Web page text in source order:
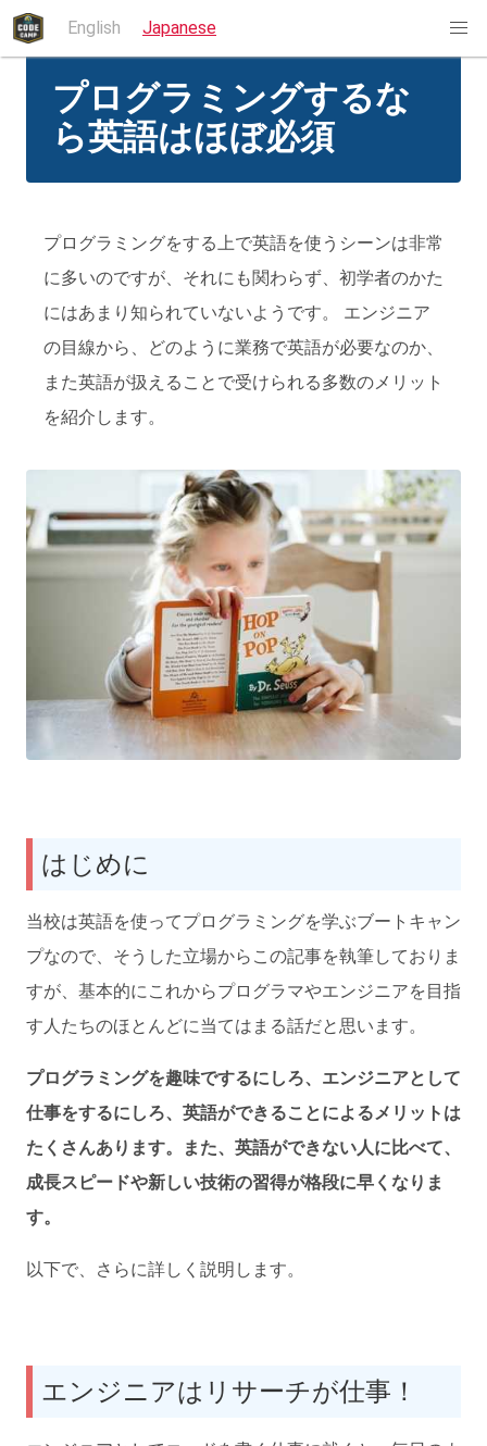
English Japanese
プログラミングするな
ら英語はほぼ必須
プログラミングをする上で英語を使うシーンは非常
に多いのですが、それにも関わらず、初学者のかた
にはあまり知られていないようです。 エンジニア
の目線から、どのように業務で英語が必要なのか、
また英語が扱えることで受けられる多数のメリット
を紹介します。
はじめに
当校は英語を使ってプログラミングを学ぶブートキャン
プなので、そうした立場からこの記事を執筆しておりま
すが、基本的にこれからプログラマやエンジニアを目指
す人たちのほとんどに当てはまる話だと思います。
プログラミングを趣味でするにしろ、エンジニアとして
仕事をするにしろ、英語ができることによるメリットは
たくさんあります。また、英語ができない人に比べて、
成長スピードや新しい技術の習得が格段に早くなりま
す。
以下で、さらに詳しく説明します。
エンジニアはリサーチが仕事！